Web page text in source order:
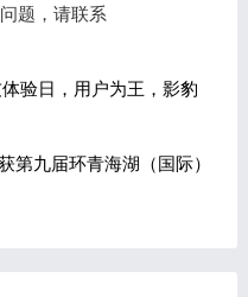
题，请联系
验日，用户为王，影豹
第九届环青海湖（国际）